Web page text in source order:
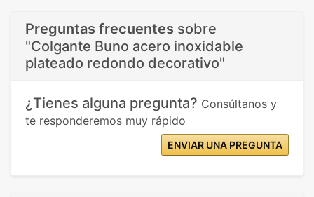
Preguntas frecuentes sobre
"Colgante Buno acero inoxidable
plateado redondo decorativo"
¿Tienes alguna pregunta? Consúltanos y
te responderemos muy rápido
ENVIAR UNA PREGUNTA